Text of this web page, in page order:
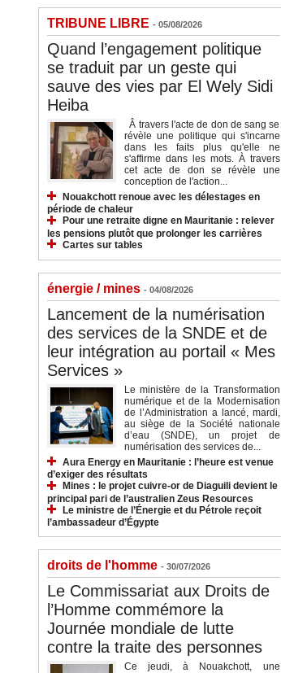
TRIBUNE LIBRE - 05/08/2026
Quand l’engagement politique
se traduit par un geste qui
sauve des vies par El Wely Sidi
Heiba
Â travers l'acte de don de sang se
révèle une politique qui s'incarne
dans les faits plus qu'elle ne
s'affirme dans les mots. À travers
cet acte de don se révèle une
conception de l'action...
Nouakchott renoue avec les délestages en
période de chaleur
Pour une retraite digne en Mauritanie : relever
les pensions plutôt que prolonger les carrières
Cartes sur tables
énergie / mines - 04/08/2026
Lancement de la numérisation
des services de la SNDE et de
leur intégration au portail « Mes
Services »
Le ministère de la Transformation
numérique et de la Modernisation
de l’Administration a lancé, mardi,
au siège de la Société nationale
d’eau (SNDE), un projet de
numérisation des services de...
Aura Energy en Mauritanie : l’heure est venue
d’exiger des résultats
Mines : le projet cuivre-or de Diaguili devient le
principal pari de l’australien Zeus Resources
Le ministre de l’Énergie et du Pétrole reçoit
l’ambassadeur d’Égypte
droits de l'homme - 30/07/2026
Le Commissariat aux Droits de
l’Homme commémore la
Journée mondiale de lutte
contre la traite des personnes
Ce jeudi, à Nouakchott, une